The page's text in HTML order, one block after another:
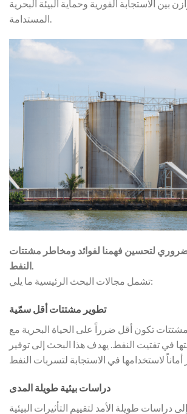
بين الاستجابة الفورية وحماية البيئة البحرية
المستدامة.
لتحسين فهمنا لفوائد ومخاطر مشتتات
النفط.
تشمل مجالات البحث الرئيسية ما يلي:
تطوير مشتتات أقل سمّية
تكون أقل ضرراً على الحياة البحرية مع
في تفتيت النفط. يهدف هذا البحث إلى توفير
دراسات بيئية طويلة المدى
دراسات طويلة الأمد لتقييم التأثيرات البيئية